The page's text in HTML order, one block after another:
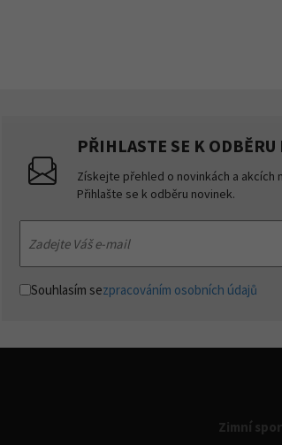
PŘIHLASTE SE K
Získejte přehled o novinkách a akcích
Přihlašte se k odběru novinek.
Souhlasím sezpracováním osobních údajů
Zimní